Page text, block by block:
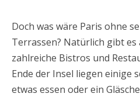
Doch was wäre Paris ohne
Terrassen? Natürlich gibt es
zahlreiche Bistros und
Ende der Insel liegen einige
etwas essen oder ein